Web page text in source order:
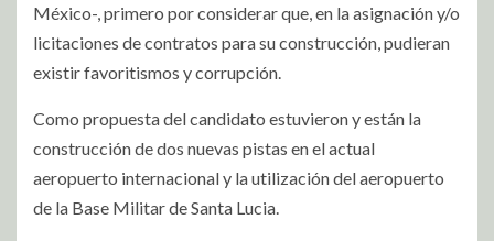
México-, primero por considerar que, en la asignación y/o
licitaciones de contratos para su construcción, pudieran
existir favoritismos y corrupción.
Como propuesta del candidato estuvieron y están la
construcción de dos nuevas pistas en el actual
aeropuerto internacional y la utilización del aeropuerto
de la Base Militar de Santa Lucia.